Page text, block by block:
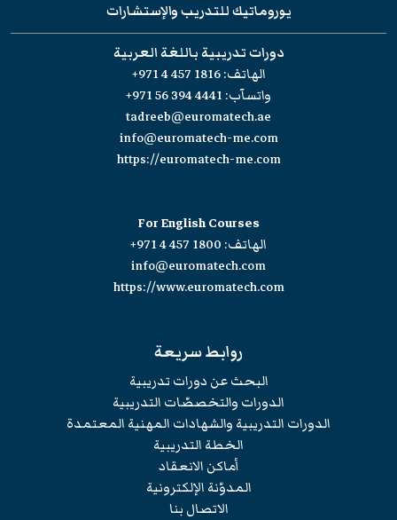
يوروماتيك للتدريب والإستشارات
دورات تدريبية باللغة العربية
الهاتف:+971 4 457 1816
واتسآب:+971 56 394 4441
tadreeb@euromatech.ae
info@euromatech-me.com
https://euromatech-me.com
For English Courses
الهاتف: +971 4 457 1800
info@euromatech.com
https://www.euromatech.com
روابط سريعة
البحث عن دورات تدريبية
الدورات والتخصصّات التدريبية
الدورات التدريبية والشهادات المهنية المعتمدة
الخطة التدريبية
أماكن الانعقاد
المدوّنة الإلكترونية
الاتصال بنا